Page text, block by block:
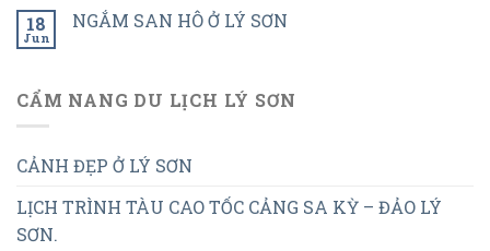
18
Jun
NGẮM SAN HÔ Ở LÝ SƠN
CẨM NANG DU LỊCH LÝ SƠN
CẢNH ĐẸP Ở LÝ SƠN
LỊCH TRÌNH TÀU CAO TỐC CẢNG SA KỲ – ĐẢO LÝ
SƠN.